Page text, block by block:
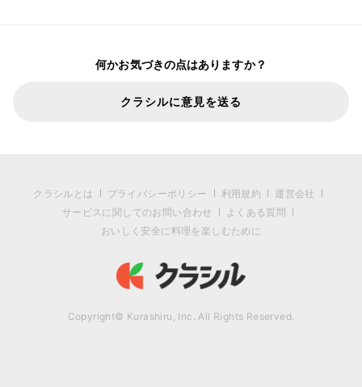
何かお気づきの点はありますか？
クラシルに意見を送る
クラシルとは プライバシーポリシー 利用規約
運営会社
サービスに関してのお問い合わせ
よくある質問
おいしく安全に料理を楽しむために
Copyright© Kurashiru, Inc. All Rights Reserved.